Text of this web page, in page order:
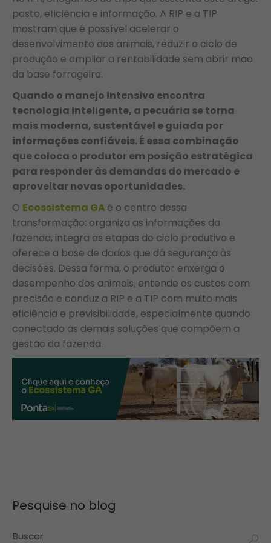
pasto, eficiência e informação. A RIP e a TIP
mostram que é possível acelerar o
desenvolvimento dos animais, reduzir o ciclo de
produção e ampliar a rentabilidade sem abrir mão
da base forrageira.
Quando o manejo intensivo encontra
tecnologia inteligente, a pecuária se torna
mais moderna, sustentável e guiada por
informações confiáveis. É essa combinação
que coloca o produtor em posição estratégica
para responder às demandas do mercado e
aproveitar novas oportunidades.
O Ecossistema GAé o centro dessa
transformação: organiza as informações da
fazenda, integra as etapas do ciclo produtivo e
oferece a base de dados que dá segurança às
decisões. Dessa forma, o produtor enxerga o
desempenho dos animais, entende os custos com
precisão e conduz a RIP e a TIP com muito mais
eficiência e previsibilidade, especialmente quando
conectado às demais soluções que compõem a
gestão da fazenda.
Pesquise no blog